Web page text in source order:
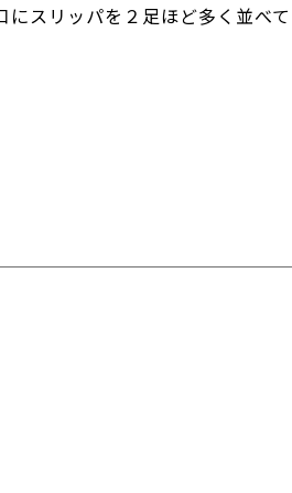
スリッパを２足ほど多く並べ